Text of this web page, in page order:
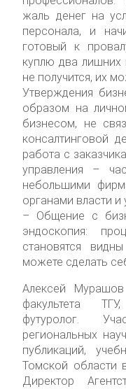
жаль денег на
персонала, и
готовый к
куплю два лишних
не получится, их
Утверждения
образом на
бизнесом, не
консалтинговой
работа с
управления –
небольшими
органами власти и
– Общение с
эндоскопия:
становятся
можете сделать
Алексей
факультета
футуролог.
региональных
публикаций,
Томской области
Директор